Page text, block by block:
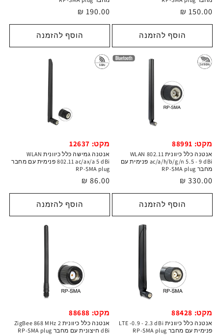
מחיר
רגיל
150.00 ₪
הוסף להזמנה
מחיר
רגיל
190.00 ₪
הוסף להזמנה
מקט: 88991
אנטנה כלל כיוונית WLAN 802.11
ac/a/h/b/g/n 5.5 - 9 dBi פנימית עם
מחבר RP-SMA plug
מחיר
רגיל
330.00 ₪
הוסף להזמנה
מקט: 12637
אנטנה גמישה כלל כיוונית WLAN
802.11 ac/ax/a 5 dBi פנימית עם מחבר
RP-SMA plug
מחיר
רגיל
86.00 ₪
הוסף להזמנה
מקט: 88428
אנטנה כלל כיוונית LTE -0.9 - 2.3 dBi
פנימית עם מחבר RP-SMA plug
מקט: 88688
אנטנה כלל כיוונית ZigBee 868 MHz 2
dBi חיצונית עם מחבר RP-SMA plug